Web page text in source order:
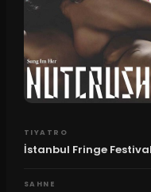
TIYATRO
İstanbul Fringe Festival
SAHNE